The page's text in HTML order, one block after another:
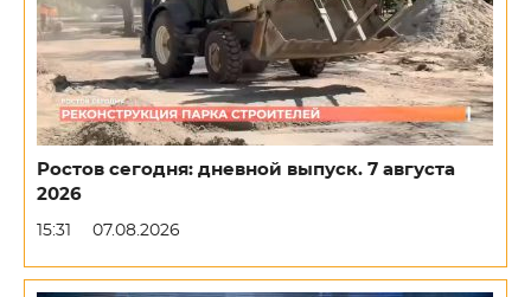
Ростов сегодня: дневной выпуск. 7 августа
2026
15:31 07.08.2026